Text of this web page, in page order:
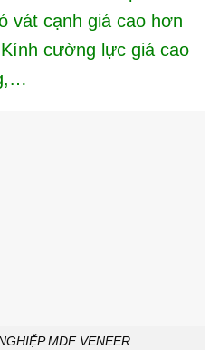
vát cạnh giá cao hơn
cường lực giá cao
MDF VENEER